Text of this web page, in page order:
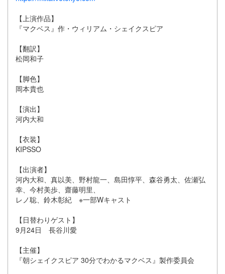
【上演作品】
『マクベス』作・ウィリアム・シェイクスピア
【翻訳】
松岡和子
【脚色】
岡本貴也
【演出】
河内大和
【衣装】
KIPSSO
【出演者】
河内大和、真以美、野村龍一、島田惇平、森谷勇太、佐瀬弘
幸、今村美歩、齋藤明里、
レノ聡、鈴木彰紀 ※一部Wキャスト
【日替わりゲスト】
9月24日 長谷川愛
【主催】
『朝シェイクスピア 30分でわかるマクベス』製作委員会